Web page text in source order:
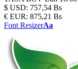
$ USD: 757,54 Bs
€ EUR: 875,21 Bs
Font ResizerAa